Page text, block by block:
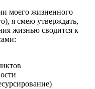
моего жизненного
я смею утверждать,
жизнью сводится к